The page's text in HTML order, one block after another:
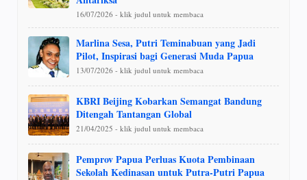
16/07/2026 - klik judul untuk membaca
Marlina Sesa, Putri Teminabuan yang Jadi
Pilot, Inspirasi bagi Generasi Muda Papua
13/07/2026 - klik judul untuk membaca
KBRI Beijing Kobarkan Semangat Bandung
Ditengah Tantangan Global
21/04/2025 - klik judul untuk membaca
Pemprov Papua Perluas Kuota Pembinaan
Sekolah Kedinasan untuk Putra-Putri Papua